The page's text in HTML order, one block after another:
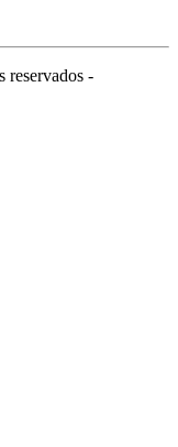
reservados -